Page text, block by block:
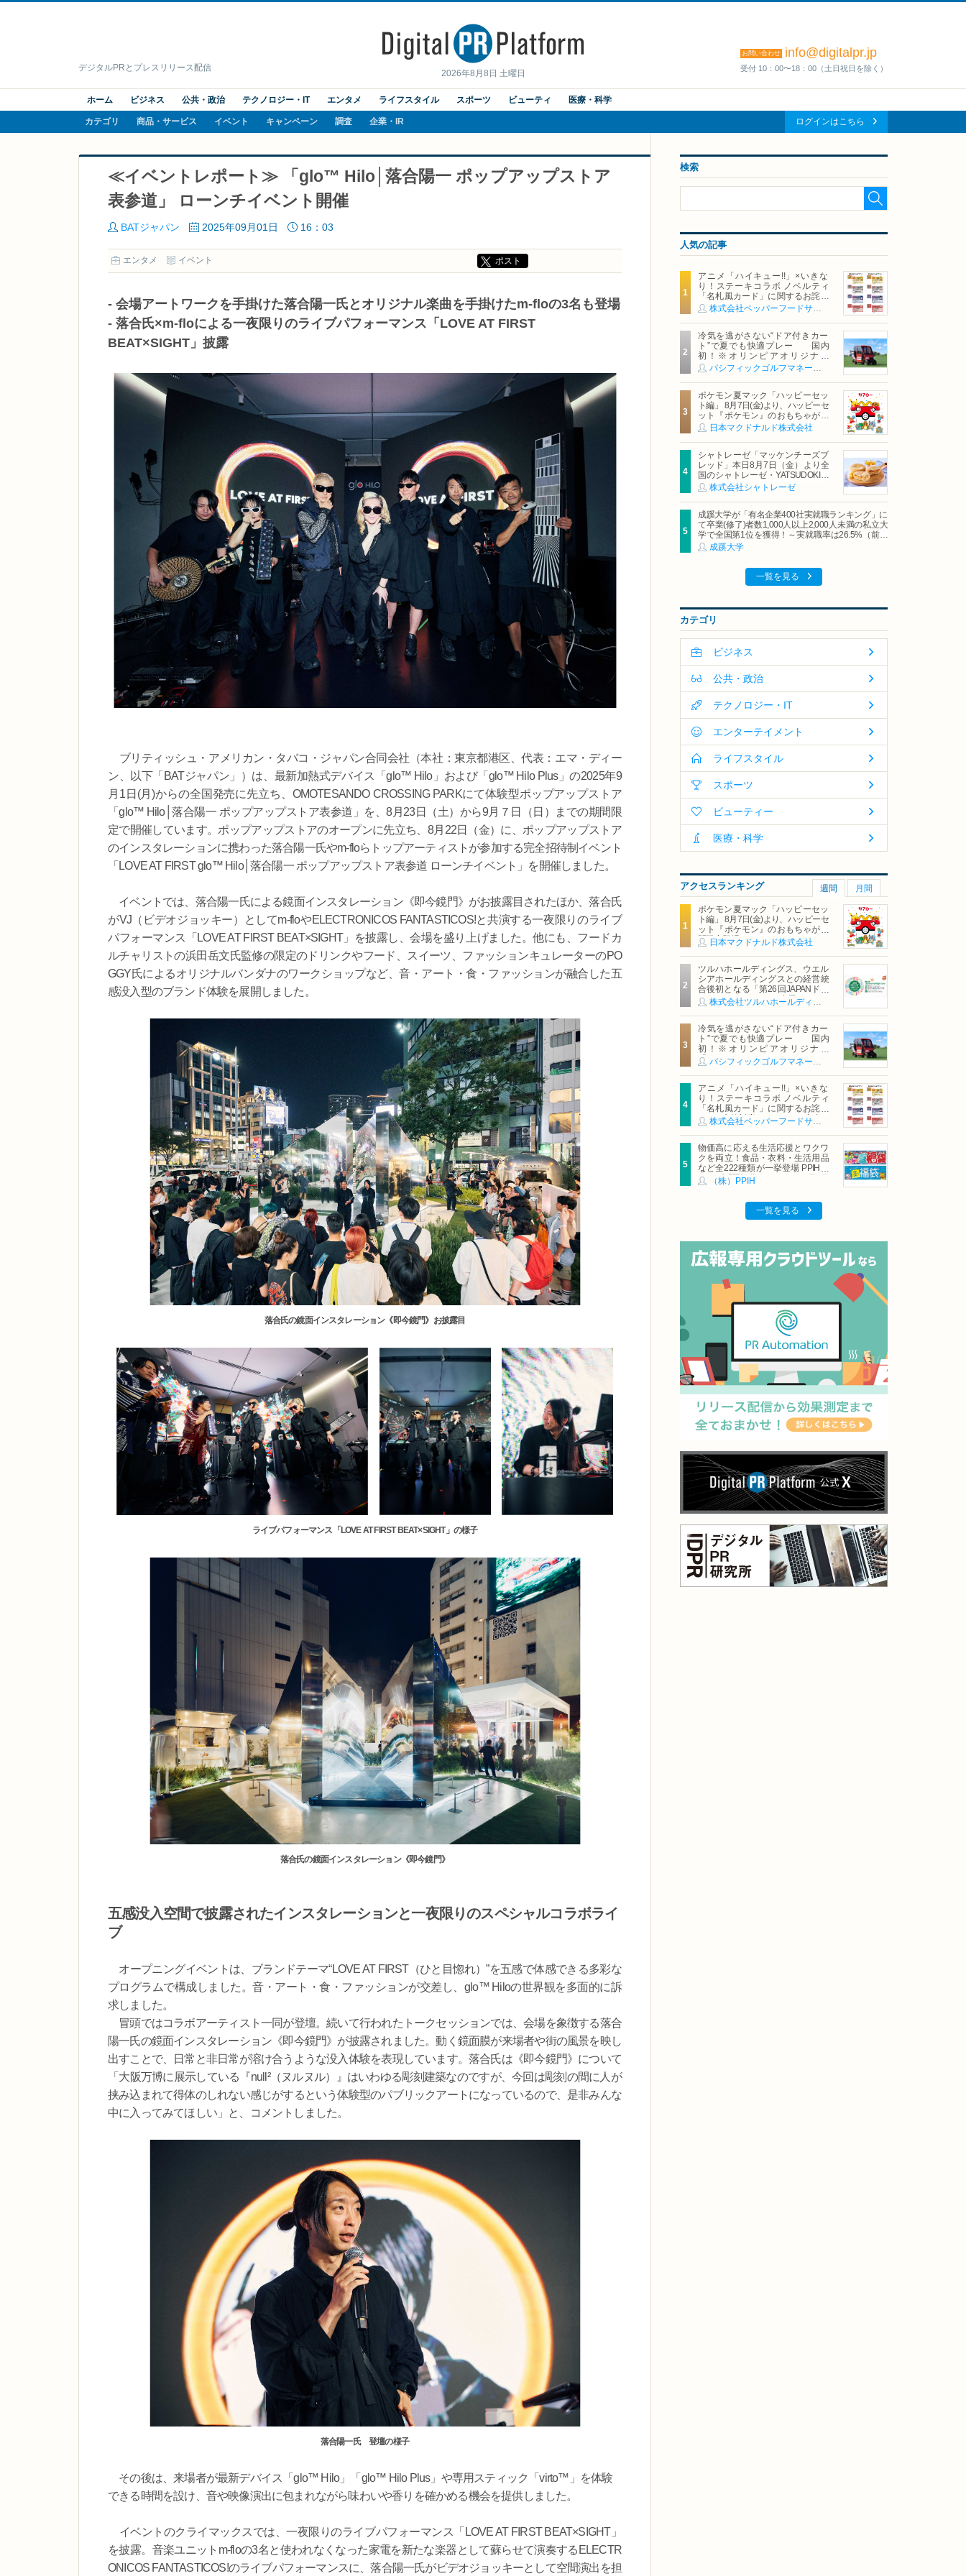
2026年8月8日 土曜日
デジタルPRとプレスリリース配信
お問い合わせ info@digitalpr.jp
受付 10：00〜18：00（土日祝日を除く）
ホーム ビジネス 公共・政治 テクノロジー・IT エンタメ ライフスタイル スポーツ ビューティ 医療・科学
カテゴリ 商品・サービス イベント キャンペーン 調査 企業・IR ログインはこちら
≪イベントレポート≫ 「glo™ Hilo│落合陽一 ポップアップストア
表参道」 ローンチイベント開催
BATジャパン 2025年09月01日 16：03
エンタメ イベント ポスト
- 会場アートワークを手掛けた落合陽一氏とオリジナル楽曲を手掛けたm-floの3名も登場
- 落合氏×m-floによる一夜限りのライブパフォーマンス「LOVE AT FIRST
BEAT×SIGHT」披露
ブリティッシュ・アメリカン・タバコ・ジャパン合同会社（本社：東京都港区、代表：エマ・ディー
ン、以下「BATジャパン」）は、最新加熱式デバイス「glo™ Hilo」および「glo™ Hilo Plus」の2025年9
月1日(月)からの全国発売に先立ち、OMOTESANDO CROSSING PARKにて体験型ポップアップストア
「glo™ Hilo│落合陽一 ポップアップストア表参道」を、8月23日（土）から9月７日（日）までの期間限
定で開催しています。ポップアップストアのオープンに先立ち、8月22日（金）に、ポップアップストア
のインスタレーションに携わった落合陽一氏やm-floらトップアーティストが参加する完全招待制イベント
「LOVE AT FIRST glo™ Hilo│落合陽一 ポップアップストア表参道 ローンチイベント」を開催しました。
イベントでは、落合陽一氏による鏡面インスタレーション《即今鏡門》がお披露目されたほか、落合氏
がVJ（ビデオジョッキー）としてm-floやELECTRONICOS FANTASTICOS!と共演する一夜限りのライブ
パフォーマンス「LOVE AT FIRST BEAT×SIGHT」を披露し、会場を盛り上げました。他にも、フードカ
ルチャリストの浜田岳文氏監修の限定のドリンクやフード、スイーツ、ファッションキュレーターのPO
GGY氏によるオリジナルバンダナのワークショップなど、音・アート・食・ファッションが融合した五
感没入型のブランド体験を展開しました。
落合氏の鏡面インスタレーション《即今鏡門》お披露目
ライブパフォーマンス「LOVE AT FIRST BEAT×SIGHT」の様子
落合氏の鏡面インスタレーション《即今鏡門》
五感没入空間で披露されたインスタレーションと一夜限りのスペシャルコラボライ
ブ
オープニングイベントは、ブランドテーマ“LOVE AT FIRST（ひと目惚れ）”を五感で体感できる多彩な
プログラムで構成しました。音・アート・食・ファッションが交差し、glo™ Hiloの世界観を多面的に訴
求しました。
冒頭ではコラボアーティスト一同が登壇。続いて行われたトークセッションでは、会場を象徴する落合
陽一氏の鏡面インスタレーション《即今鏡門》が披露されました。動く鏡面膜が来場者や街の風景を映し
出すことで、日常と非日常が溶け合うような没入体験を表現しています。落合氏は《即今鏡門》について
「大阪万博に展示している『null²（ヌルヌル）』はいわゆる彫刻建築なのですが、今回は彫刻の間に人が
挟み込まれて得体のしれない感じがするという体験型のパブリックアートになっているので、是非みんな
中に入ってみてほしい」と、コメントしました。
落合陽一氏 登壇の様子
その後は、来場者が最新デバイス「glo™ Hilo」「glo™ Hilo Plus」や専用スティック「virto™」を体験
できる時間を設け、音や映像演出に包まれながら味わいや香りを確かめる機会を提供しました。
イベントのクライマックスでは、一夜限りのライブパフォーマンス「LOVE AT FIRST BEAT×SIGHT」
を披露。音楽ユニットm-floの3名と使われなくなった家電を新たな楽器として蘇らせて演奏するELECTR
ONICOS FANTASTICOS!のライブパフォーマンスに、落合陽一氏がビデオジョッキーとして空間演出を担
検索
人気の記事
アニメ「ハイキュー!!」×いきな
り！ステーキコラボ ノベルティ
「名札風カード」に関するお詫び
および交換対応についてのご案内
冷気を逃がさない“ドア付きカー
ト”で夏でも快適プレー 国内
初！※オリンピアオリジナル
「AirCon Cart（エアコンカー
ト）」導入 | ＰＧＭ
ポケモン夏マック「ハッピーセッ
ト編」 8月7日(金)より、ハッピーセ
ット『ポケモン』のおもちゃが期
間限定登場
日本マクドナルド株式会社
シャトレーゼ「マッケンチーズブ
レッド」本日8月7日（金）より全
国のシャトレーゼ・YATSUDOKIで
発売株式会社シャトレーゼ
成蹊大学が「有名企業400社実就職ランキング」に
て卒業(修了)者数1,000人以上2,000人未満の私立大
学で全国第1位を獲得！～実就職率は26.5%（前年
比＋4.3pt）に伸長、東京の私立大学でも10位にラ
ンクイン～
成蹊大学
一覧を見る
カテゴリ
ビジネス
公共・政治
テクノロジー・IT
エンターテイメント
ライフスタイル
スポーツ
ビューティー
医療・科学
アクセスランキング 週間 月間
ポケモン夏マック「ハッピーセッ
ト編」 8月7日(金)より、ハッピーセ
ット『ポケモン』のおもちゃが期
間限定登場
日本マクドナルド株式会社
ツルハホールディングス、ウエル
シアホールディングスとの経営統
合後初となる「第26回JAPANドラ
ッグストアショー」に出展
冷気を逃がさない“ドア付きカー
ト”で夏でも快適プレー 国内
初！※オリンピアオリジナル
「AirCon Cart（エアコンカー
ト）」導入 | ＰＧＭ
アニメ「ハイキュー!!」×いきな
り！ステーキコラボ ノベルティ
「名札風カード」に関するお詫び
および交換対応についてのご案内
物価高に応える生活応援とワクワ
クを両立！食品・衣料・生活用品
など全222種類が一挙登場 PPIHグ
ループ「夏福袋」＆セール 8月6日
(木)より順次スタート
（株）PPIH
一覧を見る